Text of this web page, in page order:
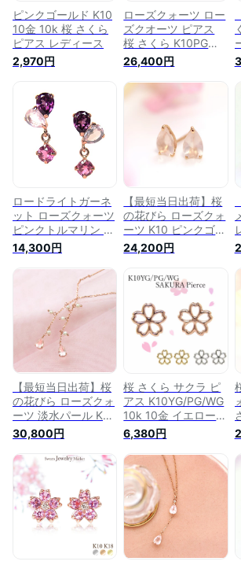
ピンクゴールド K10
10金 10k 桜 さくら
ピアス レディース
2,970円
ローズクォーツ ロー
ズクオーツ ピアス
桜 さくら K10PG
10k 10金 花弁 花び
ら カット 【プレゼ
ント ギフト】 ▼
26,400円
ロードライトガーネ
ット ローズクォーツ
ピンクトルマリン ピ
ンク ゴールド K10
10k 10金 ピアス レ
ディース
14,300円
【最短当日出荷】桜
の花びら ローズクォ
ーツ K10 ピンクゴー
ルド スタッドピアス
・ペタルン 10K 10金
日本製
24,200円
【最短当日出荷】桜
の花びら ローズクォ
ーツ 淡水パール K10
ピンクゴールド アメ
リカンピアス ・ルル
ペタル 10金 10K 日
本製
30,800円
桜 さくら サクラ ピ
アス K10YG/PG/WG
10k 10金 イエロー
ピンク ホワイト ゴ
ールド 【プレゼント
ギフト】 ▼
6,380円